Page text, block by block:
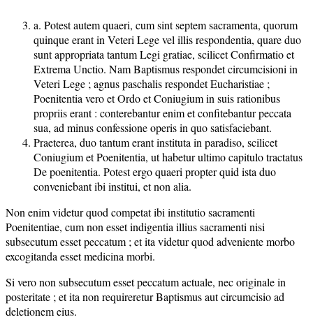
a. Potest autem quaeri, cum sint septem sacramenta, quorum
quinque erant in Veteri Lege vel illis respondentia, quare duo
sunt appropriata tantum Legi gratiae, scilicet Confirmatio et
Extrema Unctio. Nam Baptismus respondet circumcisioni in
Veteri Lege ; agnus paschalis respondet Eucharistiae ;
Poenitentia vero et Ordo et Coniugium in suis rationibus
propriis erant : conterebantur enim et confitebantur peccata
sua, ad minus confessione operis in quo satisfaciebant.
Praeterea, duo tantum erant instituta in paradiso, scilicet
Coniugium et Poenitentia, ut habetur ultimo capitulo tractatus
De poenitentia. Potest ergo quaeri propter quid ista duo
conveniebant ibi institui, et non alia.
Non enim videtur quod competat ibi institutio sacramenti
Poenitentiae, cum non esset indigentia illius sacramenti nisi
subsecutum esset peccatum ; et ita videtur quod adveniente morbo
excogitanda esset medicina morbi.
Si vero non subsecutum esset peccatum actuale, nec originale in
posteritate ; et ita non requireretur Baptismus aut circumcisio ad
deletionem eius.